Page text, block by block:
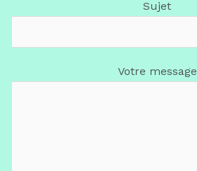
Sujet
Votre message